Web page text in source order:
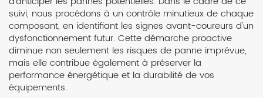
suivi, nous procédons à un contrôle minutieux de chaque
composant, en identifiant les signes avant-coureurs d'un
dysfonctionnement futur. Cette démarche proactive
diminue non seulement les risques de panne imprévue,
mais elle contribue également à préserver la
performance énergétique et la durabilité de vos
équipements.